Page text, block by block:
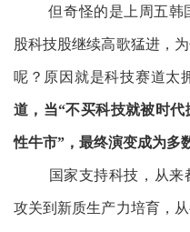
但奇怪的是上周五韩
股科技股继续高歌猛进，
呢？原因就是科技赛道太
道，当“不买科技就被时
性牛市”，最终演变成为多
国家支持科技，从来
攻关到新质生产力培育，